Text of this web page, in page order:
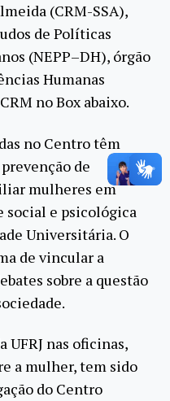
(CRM-SSA),
de Políticas
(NEPP–DH), órgão
Humanas
no Box abaixo.
no Centro têm
de
mulheres em
social e psicológica
Universitária. O
de vincular a
sobre a questão
UFRJ nas oficinas,
a mulher, tem sido
do Centro